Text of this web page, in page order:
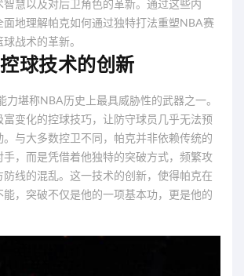
智慧以及对后卫角色的革新。通过这些内
面地理解帕克如何通过独特打法重塑NBA赛
战术的革新。
球技术的创新
力堪称NBA历史上最具威胁性的武器之一。
变化的控球技巧，让防守球员几乎无法预
。与大多数控卫不同，帕克并非依赖传统的
手，而是凭借着他独特的突破方式，频繁攻
防线的混乱。这一技术的创新，使得帕克在
，突破不仅是他的一项基本功，更是他的